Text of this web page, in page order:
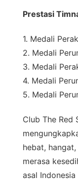
Prestasi
1. Medali
2. Medali
3. Medali
4. Medali
5. Medali
Club The Red
hebat,
merasa
asal